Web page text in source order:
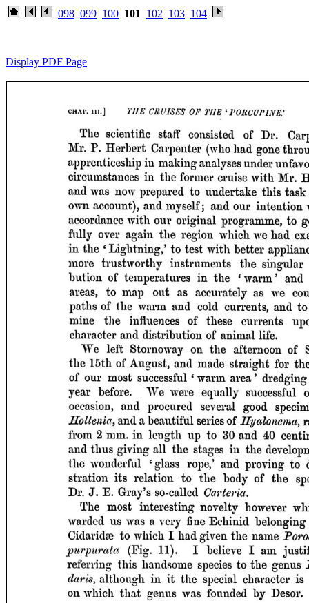
098 099 100 101 102 103 104
Display PDF Page